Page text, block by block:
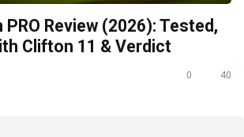
PRO Review (2026): Tested,
Clifton 11 & Verdict
0 40